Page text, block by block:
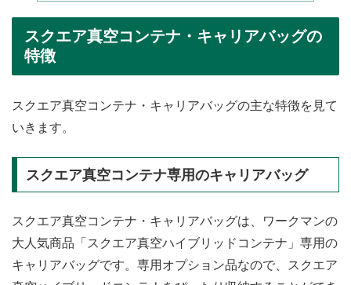
スクエア真空コンテナ・キャリアバッグの
特徴
スクエア真空コンテナ・キャリアバッグの主な特徴を見て
いきます。
スクエア真空コンテナ専用のキャリアバッグ
スクエア真空コンテナ・キャリアバッグは、ワークマンの
大人気商品「スクエア真空ハイブリッドコンテナ」専用の
キャリアバッグです。専用オプション品なので、スクエア